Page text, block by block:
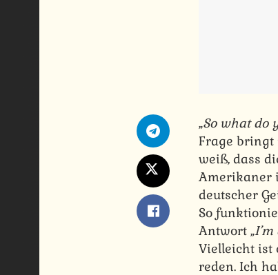
„So what do
Frage bringt
weiß, dass
Amerikaner
deutscher
So
Antwort „
Vielleicht ist
reden. Ich